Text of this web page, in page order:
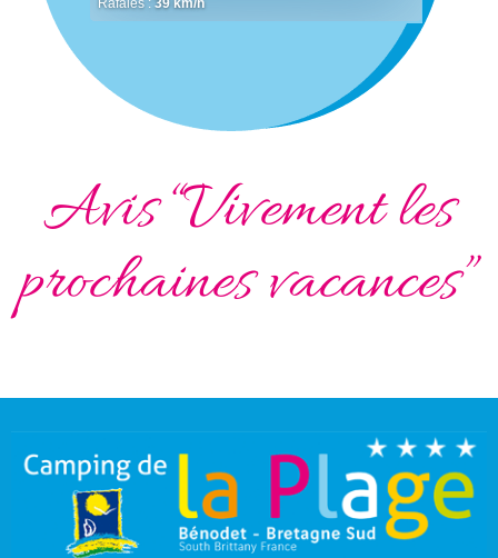
Avis “Vivement les
prochaines vacances”